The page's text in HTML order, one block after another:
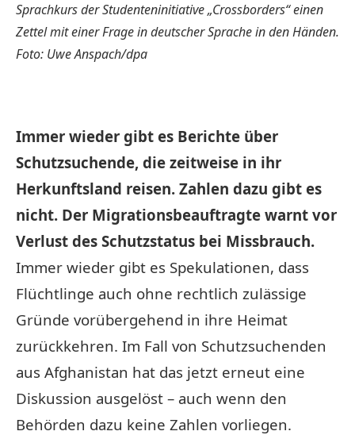
Sprachkurs der Studenteninitiative „Crossborders“ einen
Zettel mit einer Frage in deutscher Sprache in den Händen.
Foto: Uwe Anspach/dpa
Immer wieder gibt es Berichte über
Schutzsuchende, die zeitweise in ihr
Herkunftsland reisen. Zahlen dazu gibt es
nicht. Der Migrationsbeauftragte warnt vor
Verlust des Schutzstatus bei Missbrauch.
Immer wieder gibt es Spekulationen, dass
Flüchtlinge auch ohne rechtlich zulässige
Gründe vorübergehend in ihre Heimat
zurückkehren. Im Fall von Schutzsuchenden
aus Afghanistan hat das jetzt erneut eine
Diskussion ausgelöst – auch wenn den
Behörden dazu keine Zahlen vorliegen.